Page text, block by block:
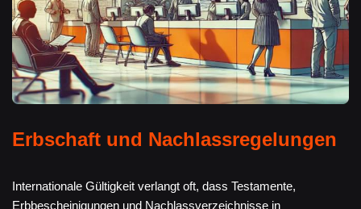
Erbschaft und Nachlassregelungen
Internationale Gültigkeit verlangt oft, dass Testamente,
Erbbescheinigungen und Nachlassverzeichnisse in